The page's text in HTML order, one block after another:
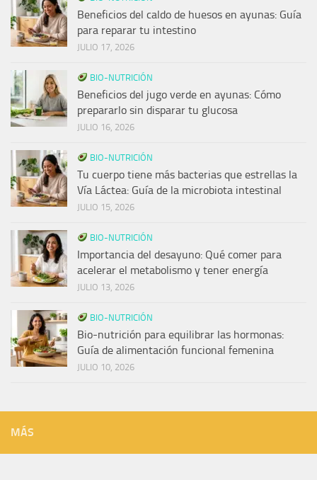
Beneficios del caldo de huesos en ayunas: Guía
para reparar tu intestino
JULIO 17, 2026
BIO-NUTRICIÓN
Beneficios del jugo verde en ayunas: Cómo
prepararlo sin disparar tu glucosa
JULIO 16, 2026
BIO-NUTRICIÓN
Tu cuerpo tiene más bacterias que estrellas la
Vía Láctea: Guía de la microbiota intestinal
JULIO 15, 2026
BIO-NUTRICIÓN
Importancia del desayuno: Qué comer para
acelerar el metabolismo y tener energía
JULIO 13, 2026
BIO-NUTRICIÓN
Bio-nutrición para equilibrar las hormonas:
Guía de alimentación funcional femenina
JULIO 10, 2026
MÁS